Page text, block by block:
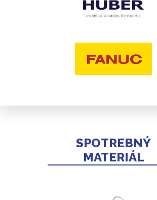
SPOTREBNÝ
MATERIÁL